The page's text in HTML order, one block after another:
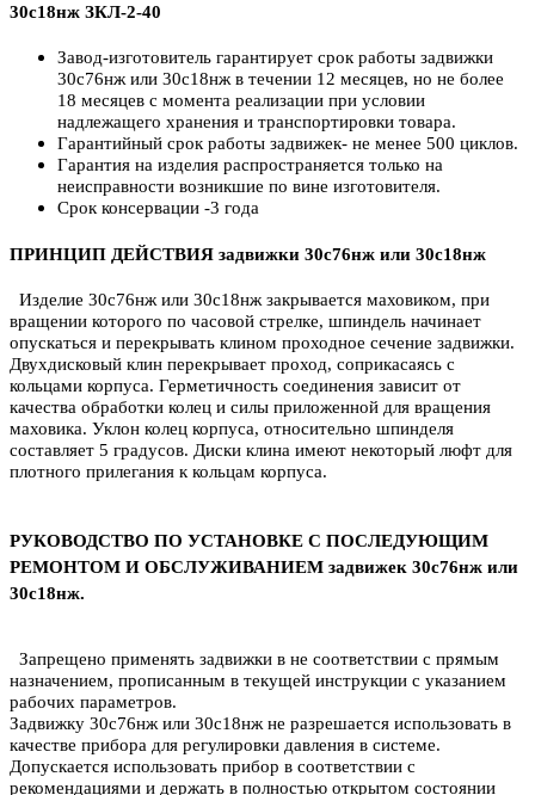
30с18нж ЗКЛ-2-40
Завод-изготовитель гарантирует срок работы задвижки
30с76нж или 30с18нж в течении 12 месяцев, но не более
18 месяцев с момента реализации при условии
надлежащего хранения и транспортировки товара.
Гарантийный срок работы задвижек- не менее 500 циклов.
Гарантия на изделия распространяется только на
неисправности возникшие по вине изготовителя.
Срок консервации -3 года
ПРИНЦИП ДЕЙСТВИЯ задвижки 30с76нж или 30с18нж
Изделие 30с76нж или 30с18нж закрывается маховиком, при
вращении которого по часовой стрелке, шпиндель начинает
опускаться и перекрывать клином проходное сечение задвижки.
Двухдисковый клин перекрывает проход, соприкасаясь с
кольцами корпуса. Герметичность соединения зависит от
качества обработки колец и силы приложенной для вращения
маховика. Уклон колец корпуса, относительно шпинделя
составляет 5 градусов. Диски клина имеют некоторый люфт для
плотного прилегания к кольцам корпуса.
РУКОВОДСТВО ПО УСТАНОВКЕ С ПОСЛЕДУЮЩИМ
РЕМОНТОМ И ОБСЛУЖИВАНИЕМ задвижек 30с76нж или
30с18нж.
Запрещено применять задвижки в не соответствии с прямым
назначением, прописанным в текущей инструкции с указанием
рабочих параметров.
Задвижку 30с76нж или 30с18нж не разрешается использовать в
качестве прибора для регулировки давления в системе.
Допускается использовать прибор в соответствии с
рекомендациями и держать в полностью открытом состоянии